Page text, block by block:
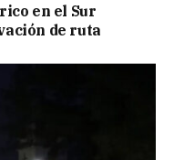
en el Sur
de ruta